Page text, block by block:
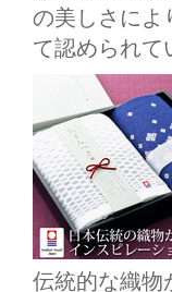
の美しさによ
て認められて
伝統的な織物